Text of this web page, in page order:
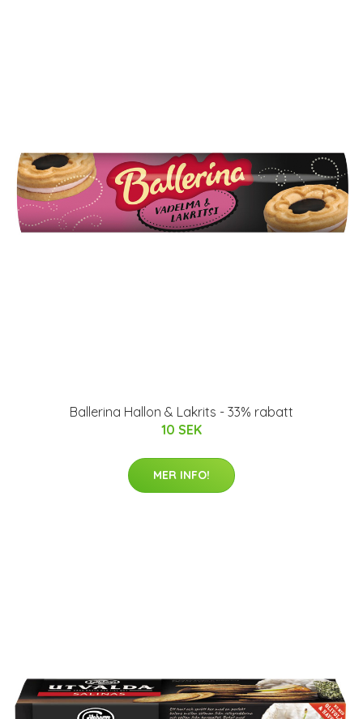
Ballerina Hallon & Lakrits - 33% rabatt
10 SEK
MER INFO!